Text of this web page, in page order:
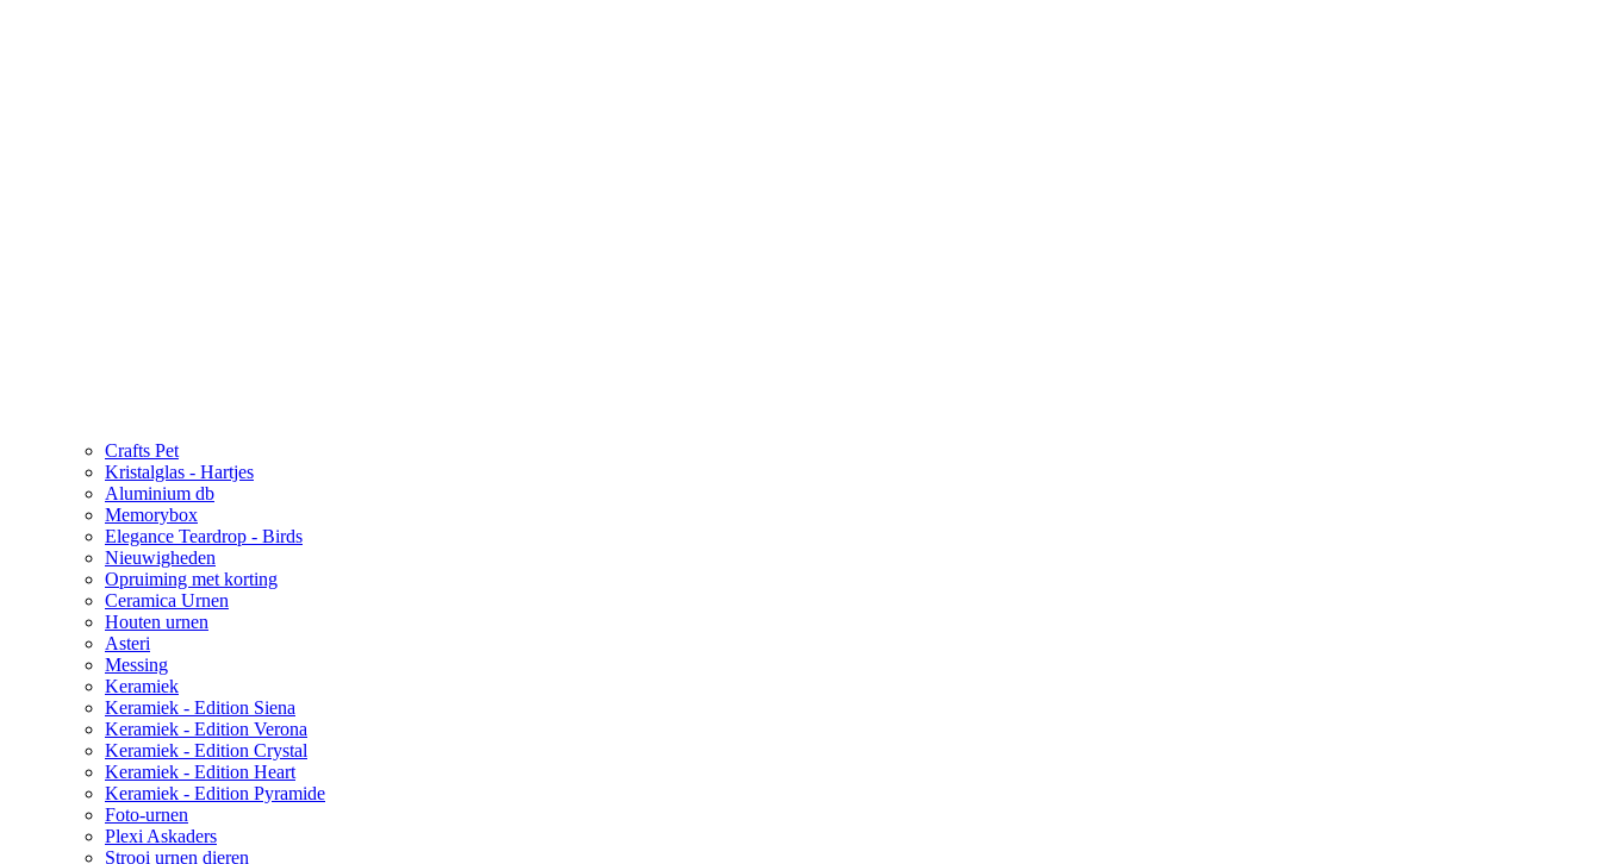
Crafts Pet
Kristalglas - Hartjes
Aluminium db
Memorybox
Elegance Teardrop - Birds
Nieuwigheden
Opruiming met korting
Ceramica Urnen
Houten urnen
Asteri
Messing
Keramiek
Keramiek - Edition Siena
Keramiek - Edition Verona
Keramiek - Edition Crystal
Keramiek - Edition Heart
Keramiek - Edition Pyramide
Foto-urnen
Plexi Askaders
Strooi urnen dieren